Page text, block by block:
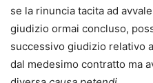
se la rinuncia tacita ad
giudizio ormai concluso,
successivo giudizio relativo
dal medesimo contratto ma